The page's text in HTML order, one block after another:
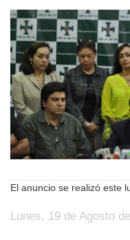
El anuncio se realizó este
Lunes, 19 de Agosto